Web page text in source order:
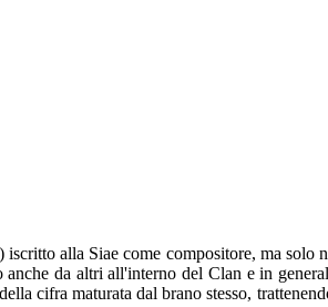
alla Siae come compositore, ma solo
da altri all'interno del Clan e in
cifra maturata dal brano stesso,